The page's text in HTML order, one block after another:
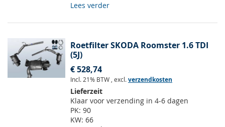
Lees verder
Roetfilter SKODA Roomster 1.6 TDI
(5J)
€ 528,74
Incl. 21% BTW , excl.verzendkosten
Lieferzeit
Klaar voor verzending in 4-6 dagen
PK: 90
KW: 66